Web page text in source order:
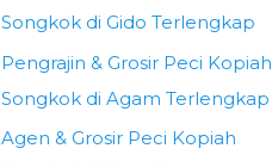
Songkok di Gido Terlengkap
Pengrajin & Grosir Peci Kopiah
Songkok di Agam Terlengkap
Agen & Grosir Peci Kopiah